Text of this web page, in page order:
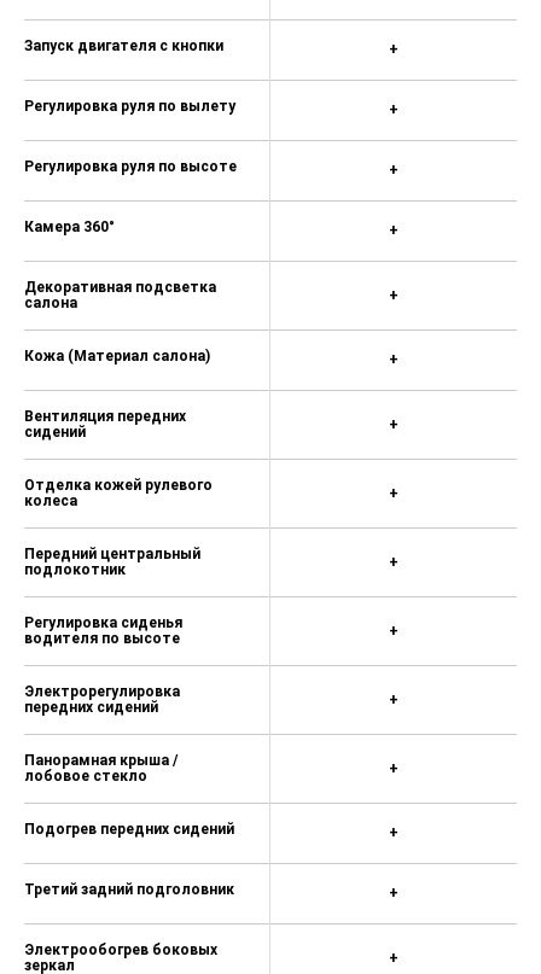
Запуск двигателя с кнопки
Регулировка руля по вылету
Регулировка руля по высоте
Камера 360°
Декоративная подсветка
салона
Кожа (Материал салона)
Вентиляция передних
сидений
Отделка кожей рулевого
колеса
Передний центральный
подлокотник
Регулировка сиденья
водителя по высоте
Электрорегулировка
передних сидений
Панорамная крыша /
лобовое стекло
Подогрев передних сидений
Третий задний подголовник
Электрообогрев боковых
зеркал
+
+
+
+
+
+
+
+
+
+
+
+
+
+
+